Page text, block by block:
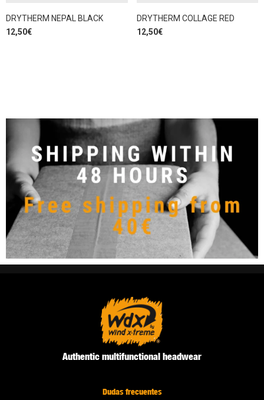
DRYTHERM NEPAL BLACK
12,50€
DRYTHERM COLLAGE RED
12,50€
Authentic multifunctional headwear
Dudas frecuentes